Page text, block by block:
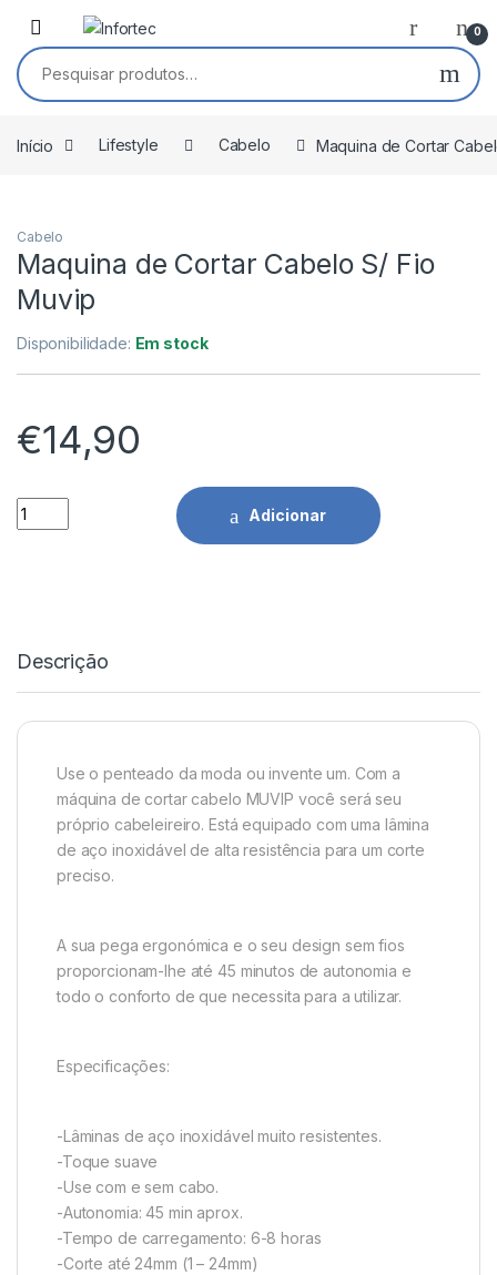
Saltar para navegação
Pular para o conteúdo
0
Pesquisar por:
Início Lifestyle Cabelo Maquina de Cortar
Cabelo
Maquina de Cortar Cabelo S/ Fio
Muvip
Disponibilidade: Em stock
€14,90
Maquina de Cortar Cabelo S/ Fio Muvip quantidade
Adicionar
Descrição
Use o penteado da moda ou invente um. Com a
máquina de cortar cabelo MUVIP você será seu
próprio cabeleireiro. Está equipado com uma lâmina
de aço inoxidável de alta resistência para um corte
preciso.
A sua pega ergonómica e o seu design sem fios
proporcionam-lhe até 45 minutos de autonomia e
todo o conforto de que necessita para a utilizar.
Especificações:
-Lâminas de aço inoxidável muito resistentes.
-Toque suave
-Use com e sem cabo.
-Autonomia: 45 min aprox.
-Tempo de carregamento: 6-8 horas
-Corte até 24mm (1 – 24mm)